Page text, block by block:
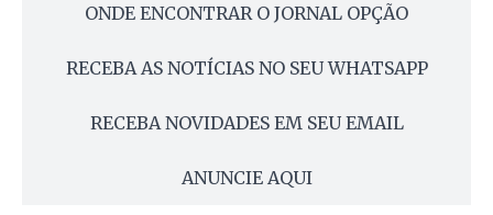
ONDE ENCONTRAR O JORNAL OPÇÃO
RECEBA AS NOTÍCIAS NO SEU WHATSAPP
RECEBA NOVIDADES EM SEU EMAIL
ANUNCIE AQUI